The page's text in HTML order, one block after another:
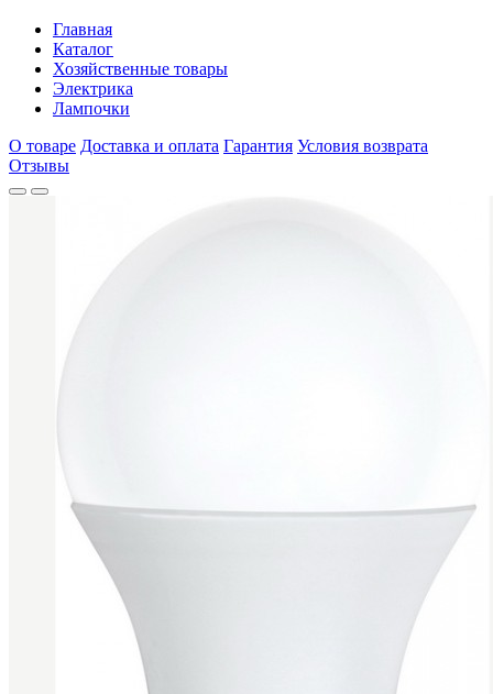
Главная
Каталог
Хозяйственные товары
Электрика
Лампочки
О товаре Доставка и оплата Гарантия Условия возврата
Отзывы